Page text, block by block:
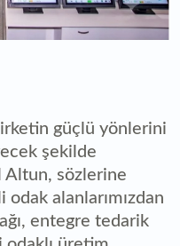
güçlü yönlerini
şekilde
Altun, sözlerine
alanlarımızdan
entegre tedarik